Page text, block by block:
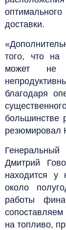
доставки.
того, что на
может не
благодаря
большинстве
резюмировал
Дмитрий
находится у
около
работы
на топливо,